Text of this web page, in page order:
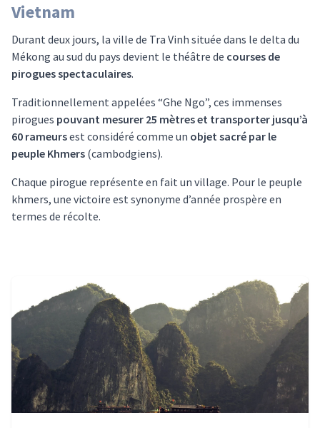
Vietnam
Durant deux jours, la ville de Tra Vinh située dans le delta du
Mékong au sud du pays devient le théâtre de courses de
pirogues spectaculaires.
Traditionnellement appelées “Ghe Ngo”, ces immenses
pirogues pouvant mesurer 25 mètres et transporter jusqu’à
60 rameursest considéré comme un objet sacré par le
peuple Khmers (cambodgiens).
Chaque pirogue représente en fait un village. Pour le peuple
khmers, une victoire est synonyme d’année prospère en
termes de récolte.